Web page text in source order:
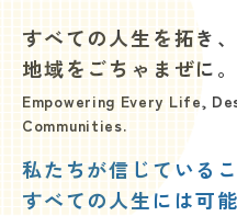
すべての人生を拓き、
地域を ごちゃまぜに。
Empowering Every Life,
Communities.
私たちが信じている
すべての人生には可